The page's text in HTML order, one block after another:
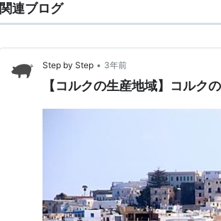
関連ブログ
Step by Step • 3年前
【コルクの生産地域】コルク